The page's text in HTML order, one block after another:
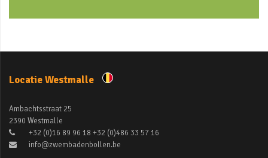
Locatie Westmalle
Ambachtsstraat 25
2390 Westmalle
+32 (0)16 89 96 18 +32 (0)486 33 57 16
info@zwembadenbollen.be